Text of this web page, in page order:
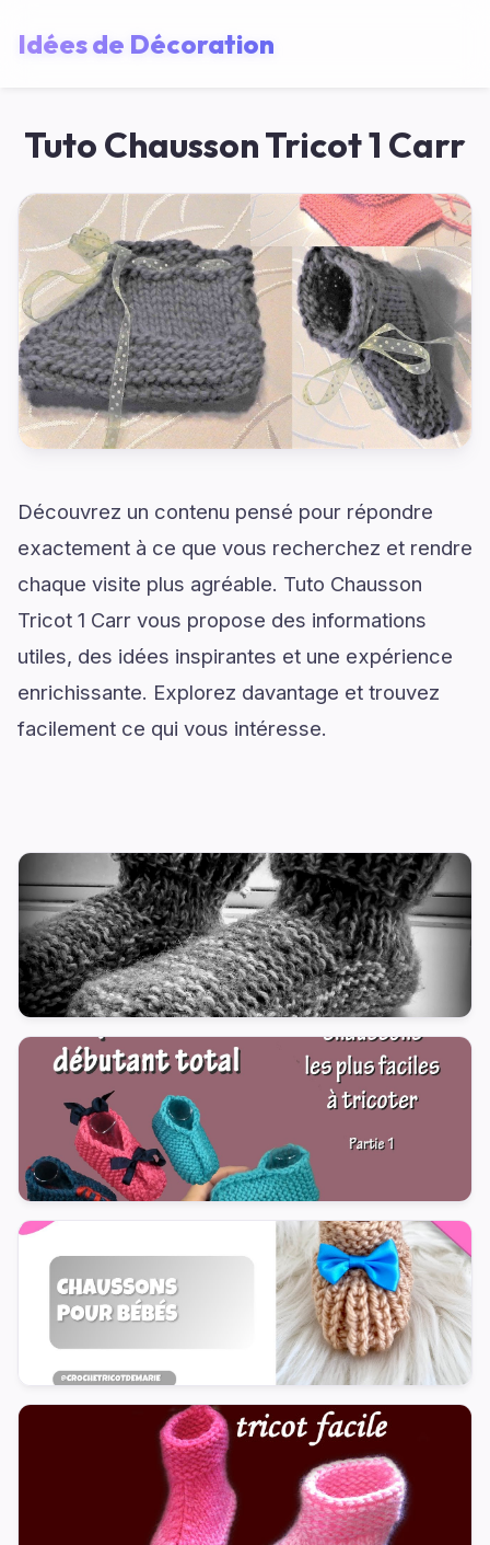
Idées de Décoration
Tuto Chausson Tricot 1 Carr
Découvrez un contenu pensé pour répondre
exactement à ce que vous recherchez et rendre
chaque visite plus agréable. Tuto Chausson
Tricot 1 Carr vous propose des informations
utiles, des idées inspirantes et une expérience
enrichissante. Explorez davantage et trouvez
facilement ce qui vous intéresse.